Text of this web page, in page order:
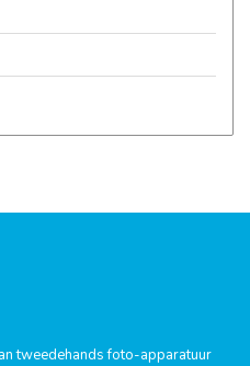
tweedehands foto-apparatuur